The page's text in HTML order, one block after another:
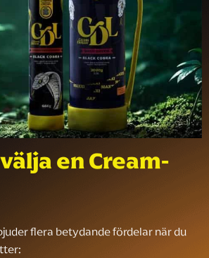
en Cream-
flera betydande fördelar när du